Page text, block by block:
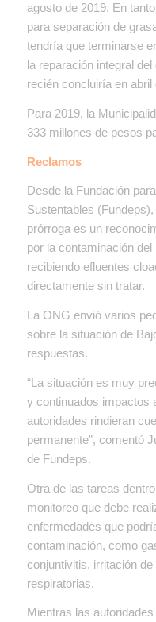
agosto de 2019. En
para separación de
tendría que terminarse
la reparación integral
recién concluiría en abril
Para 2019, la
333 millones de pesos
Reclamos
Desde la Fundación
Sustentables
prórroga es un
por la contaminación
recibiendo efluentes
directamente sin tratar.
La ONG envió varios
sobre la situación de
respuestas.
“La situación es muy
y continuados impactos
autoridades rindieran
permanente”, comentó
de Fundeps.
Otra de las tareas
monitoreo que debe
enfermedades que
contaminación, como
conjuntivitis, irritación
respiratorias.
Mientras las